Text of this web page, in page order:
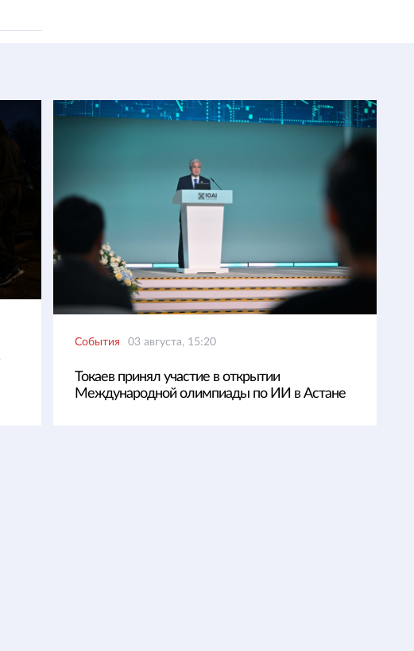
События 03 августа, 15:20
Токаев принял участие в открытии
Международной олимпиады по ИИ в Астане